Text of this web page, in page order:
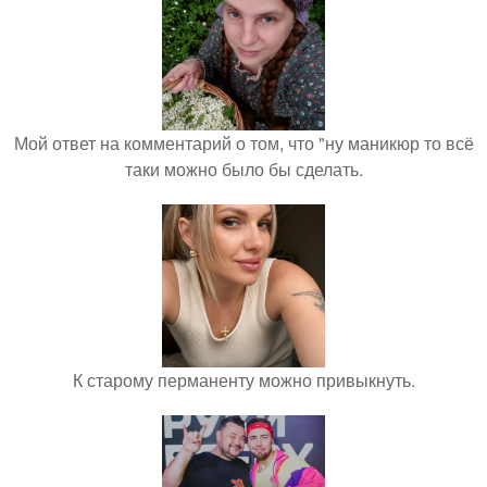
Мой ответ на комментарий о том, что "ну маникюр то всё
таки можно было бы сделать.
К старому перманенту можно привыкнуть.